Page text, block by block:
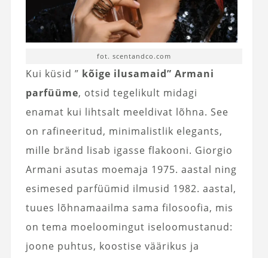
fot. scentandco.com
Kui küsid ” kõige ilusamaid” Armani
parfüüme, otsid tegelikult midagi
enamat kui lihtsalt meeldivat lõhna. See
on rafineeritud, minimalistlik elegants,
mille bränd lisab igasse flakooni. Giorgio
Armani asutas moemaja 1975. aastal ning
esimesed parfüümid ilmusid 1982. aastal,
tuues lõhnamaailma sama filosoofia, mis
on tema moeloomingut iseloomustanud:
joone puhtus, koostise väärikus ja